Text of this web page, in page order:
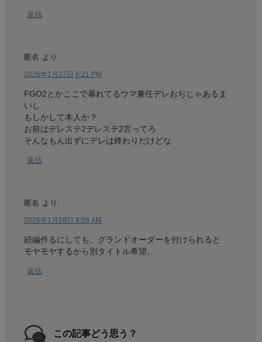
返信
匿名 より:
2026年1月27日 6:21 PM
FGO2とかここで暴れてるウマ兼任デレおぢじゃあるま
いし
もしかして本人か？
お前はデレステ2デレステ2言ってろ
そんなもん出ずにデレは終わりだけどな
返信
匿名 より:
2026年1月28日 8:58 AM
続編作るにしても、グランドオーダーを付けられると
モヤモヤするから別タイトル希望。
返信
この記事どう思う？